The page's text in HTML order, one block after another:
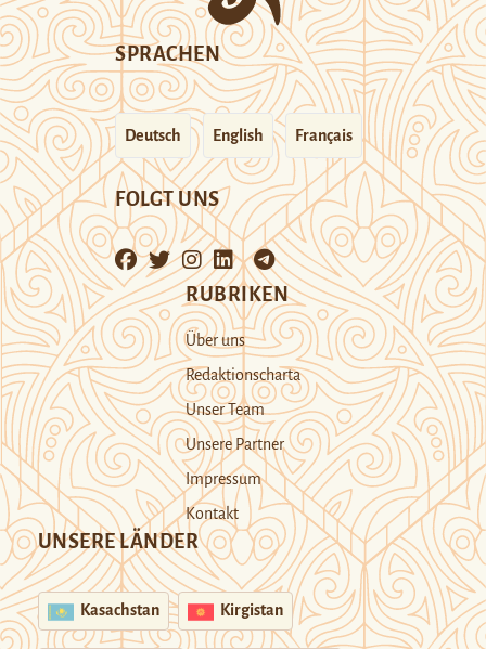
SPRACHEN
Deutsch English Français
FOLGT UNS
RUBRIKEN
Über uns
Redaktionscharta
Unser Team
Unsere Partner
Impressum
Kontakt
UNSERE LÄNDER
Kasachstan Kirgistan